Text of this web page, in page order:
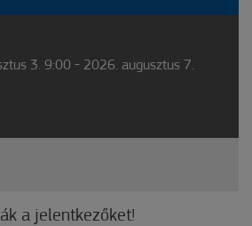
3. 9:00 - 2026. augusztus 7.
a jelentkezőket!